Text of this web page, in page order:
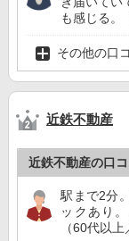
も感じる。
その他の口
近鉄不動産
近鉄不動産の口
駅まで2分
ックあり
（60代以上